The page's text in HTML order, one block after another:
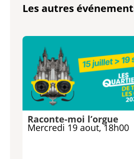
Les autres
Raconte-moi l’orgue
Mercredi 19 aout, 18h00